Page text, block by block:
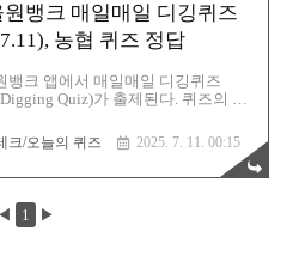
원뱅크 매일매일 디깅퀴즈
농협 퀴즈 정답
뱅크 앱에서 매일매일 디깅퀴즈
Quiz)가 출제된다. 퀴즈의 정
표기된 더블포인트 날짜에는 포인트
적립된다.
exchange.korbit.co.kr 코빗 - 대한민국
자산 거래소입니다. 비트코인과 이더
가상자산을 편리하게 거래하실 수
크/오늘의 퀴즈 2025. 7. 11. 00:15
◀ 1 ▶